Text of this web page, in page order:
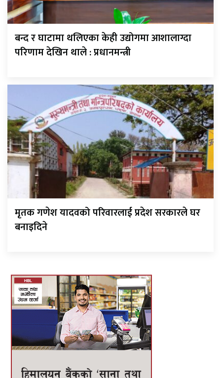
बन्द र घाटामा थलिएका केही उद्योगमा आशालाग्दा
परिणाम देखिन थाले : प्रधानमन्त्री
मृतक गणेश यादवको परिवारलाई प्रदेश सरकारले घर
बनाइदिने